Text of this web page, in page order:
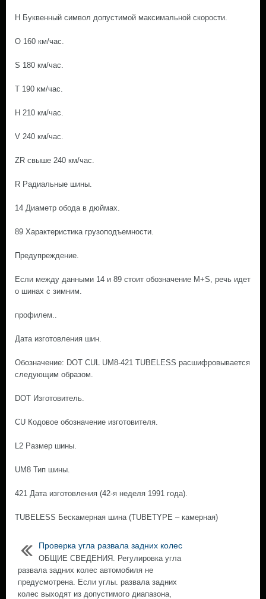
Н Буквенный символ допустимой максимальной скорости.
О 160 км/час.
S 180 км/час.
Т 190 км/час.
Н 210 км/час.
V 240 км/час.
ZR свыше 240 км/час.
R Радиальные шины.
14 Диаметр обода в дюймах.
89 Характеристика грузоподъемности.
Предупреждение.
Если между данными 14 и 89 стоит обозначение M+S, речь идет
о шинах с зимним.
профилем..
Дата изготовления шин.
Обозначение: DOT CUL UM8-421 TUBELESS расшифровывается
следующим образом.
DOT Изготовитель.
CU Кодовое обозначение изготовителя.
L2 Размер шины.
UM8 Тип шины.
421 Дата изготовления (42-я неделя 1991 года).
TUBELESS Бескамерная шина (TUBETYPE – камерная)
Проверка угла развала задних колес
ОБЩИЕ СВЕДЕНИЯ. Регулировка угла
развала задних колес автомобиля не
предусмотрена. Если углы. развала задних
колес выходят из допустимого диапазона,